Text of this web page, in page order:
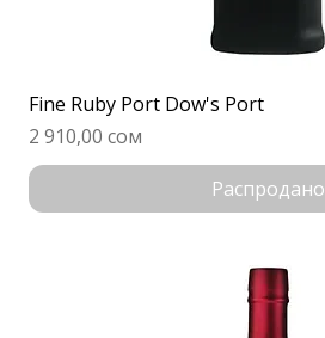
Fine Ruby Port Dow's Port
Цена
2 910,00 сом
Распродано